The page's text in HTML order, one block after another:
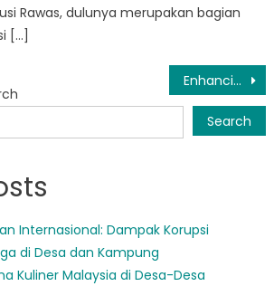
Rawas, dulunya merupakan bagian
[…]
Enhancing Education in Mura with Layanan Disdik Mura
Search
Internasional: Dampak Korupsi
di Desa dan Kampung
Kuliner Malaysia di Desa-Desa